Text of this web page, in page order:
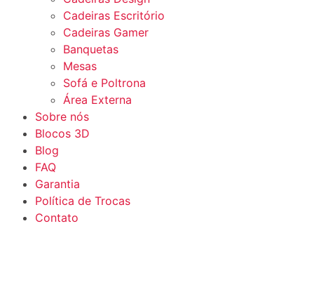
Cadeiras Escritório
Cadeiras Gamer
Banquetas
Mesas
Sofá e Poltrona
Área Externa
Sobre nós
Blocos 3D
Blog
FAQ
Garantia
Política de Trocas
Contato